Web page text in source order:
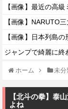
【画像】最近の高
【画像】日本列島
ジャンプで綺麗に終
ホーム 未分
【北斗の拳】泰
よね